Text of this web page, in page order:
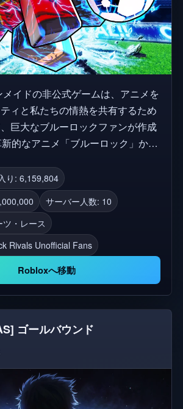
イドの非公式ゲームは、アニメを
ィと私たちの情熱を共有するため
巨大なブルーロックファンが作成
た、ブルーロック:ライバルズの高
りましょう!エゴとスキルが輝く
競い合いましょう。 🔥ショー
されたユニークな能力を備えたキ
を選択し、スキルでピッチを支配
なるエゴを目覚めさせ、止められ
を発揮して、究極のストライカー
所を主張してください。 友達と
し、ブルーロックで最高であるこ
?
り: 6,159,804
サーバー人数: 10
・レース
Rivals Unofficial Fans
Robloxへ移動
ゴールバウンド